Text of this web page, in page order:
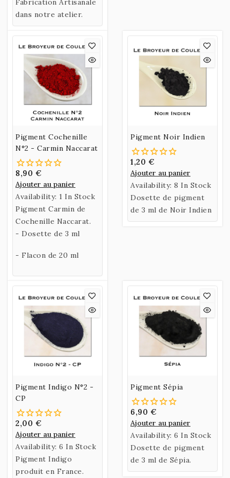
naturel fabriqué à
partir de Gomme
Arabique et d’Eau de
Miel.
ou en Godet.
Fabrication Artisanale
dans notre atelier.
Pigment Cochenille
N°2 - Carmin Naccarat
8,90 €
Ajouter au panier
Availability: 1 In Stock
Pigment Carmin de
Cochenille Naccarat.
- Dosette de 3 ml
- Flacon de 20 ml
Pigment Noir Indien
1,20 €
Ajouter au panier
Availability: 8 In Stock
Dosette de pigment
de 3 ml de Noir Indien
Pigment Indigo N°2 -
CP
2,00 €
Ajouter au panier
Availability: 6 In Stock
Pigment Indigo
produit en France.
Pigment Sépia
6,90 €
Ajouter au panier
Availability: 6 In Stock
Dosette de pigment
de 3 ml de Sépia.